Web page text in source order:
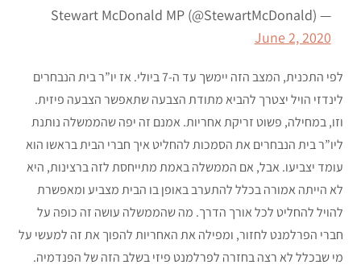
— Stewart McDonald MP (@StewartMcDonald)
June 2, 2020
לפי התכנית, המצב הזה יימשך עד ה-7 ביולי. אז יו”ר בית הנבחרים
לינדזי הויל יצטרך להביא מתודת הצבעה שתאפשר הצבעה פיזית.
וזו, במחילה, פשוט זריקת אחריות. אמנם זה יפה שהממשלה נותנת
ליו”ר בית הנבחרים את הסמכות להחליט איך חברי הבית בראשו הוא
עומד יצביעו. אבל, אם הממשלה באמת מתייחסת לזה ברצינות, היא
לא הייתה אמורה בכלל להתערב באופן בו הבית מצביע ומאפשרת
להויל להחליט לכל אורך הדרך. מה שהממשלה עושה זה כופה על
חברי הפרלמנט לחזור, ומפילה את האחריות להפוך את זה למעשי על
מי שבכלל לא רצה בחזרה לפרלמנט פיזי בשלב הזה של הפנדמיה.